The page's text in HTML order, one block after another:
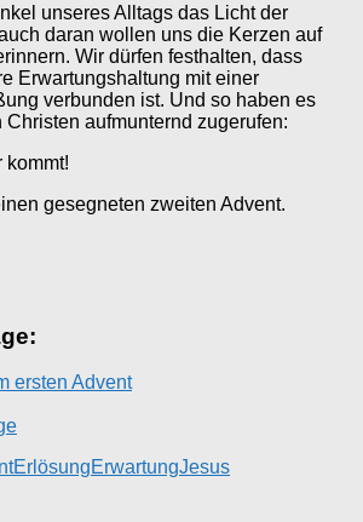
unseres Alltags das Licht der
daran wollen uns die Kerzen auf
Wir dürfen festhalten, dass
Erwartungshaltung mit einer
verbunden ist. Und so haben es
aufmunternd zugerufen:
kommt!
gesegneten zweiten Advent.
ersten Advent
ErlösungErwartungJesus